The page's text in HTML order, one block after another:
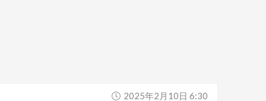
2025年2月10日 6:30